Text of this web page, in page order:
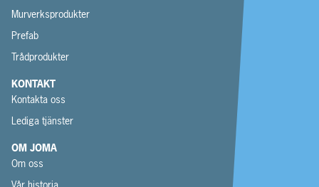
Murverksprodukter
Prefab
Trådprodukter
KONTAKT
Kontakta oss
Lediga tjänster
OM JOMA
Om oss